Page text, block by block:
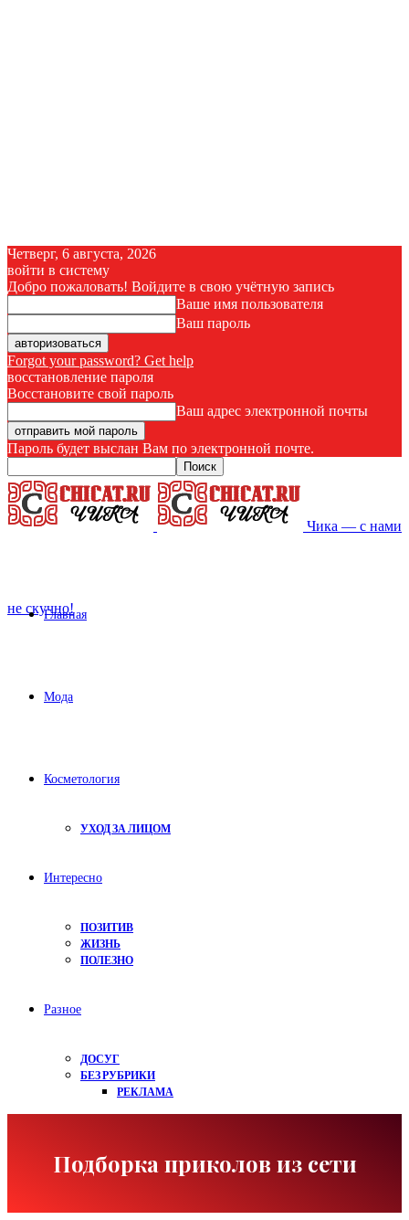
Четверг, 6 августа, 2026
войти в систему
Добро пожаловать! Войдите в свою учётную запись
Ваше имя пользователя
Ваш пароль
Forgot your password? Get help
восстановление пароля
Восстановите свой пароль
Ваш адрес электронной почты
Пароль будет выслан Вам по электронной почте.
Чика — с нами
не скучно!
Главная
Мода
Косметология
УХОД ЗА ЛИЦОМ
Интересно
ПОЗИТИВ
ЖИЗНЬ
ПОЛЕЗНО
Разное
ДОСУГ
БЕЗ РУБРИКИ
РЕКЛАМА
Подборка приколов из сети